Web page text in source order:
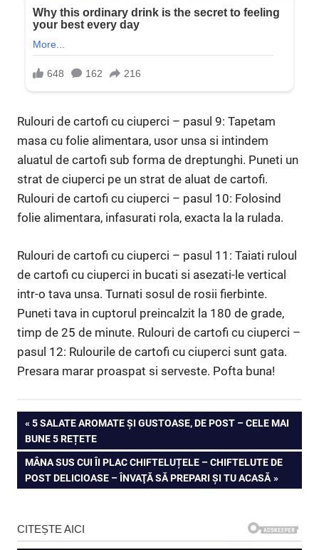
Rulouri de cartofi cu ciuperci – pasul 9: Tapetam ​​
masa cu folie alimentara, usor unsa si intindem
aluatul de cartofi sub forma de dreptunghi. Puneti un
strat de ciuperci pe un strat de aluat de cartofi.
Rulouri de cartofi cu ciuperci – pasul 10: Folosind
folie alimentara, infasurati rola, exacta la la rulada.
Rulouri de cartofi cu ciuperci – pasul 11: Taiati ruloul
de cartofi cu ciuperci in bucati si asezati-le vertical
intr-o tava unsa. Turnati sosul de rosii fierbinte.
Puneti tava in cuptorul preincalzit la 180 de grade,
timp de 25 de minute. Rulouri de cartofi cu ciuperci –
pasul 12: Rulourile de cartofi cu ciuperci sunt gata.
Presara marar proaspat si serveste. Pofta buna!
Navigare
în
articole
PREVIOUS
POST:
5 SALATE AROMATE ȘI GUSTOASE, DE POST – CELE MAI
BUNE 5 REȚETE
NEXT
POST:
MÂNA SUS CUI ÎI PLAC CHIFTELUȚELE – CHIFTELUTE DE
POST DELICIOASE – ÎNVAŢĂ SĂ PREPARI ŞI TU ACASĂ